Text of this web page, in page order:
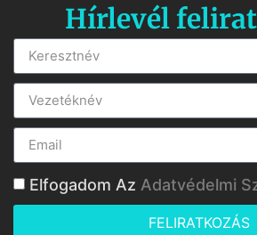
Hírlevél
Elfogadom Az Adatvédelmi
FELIRATKOZÁS